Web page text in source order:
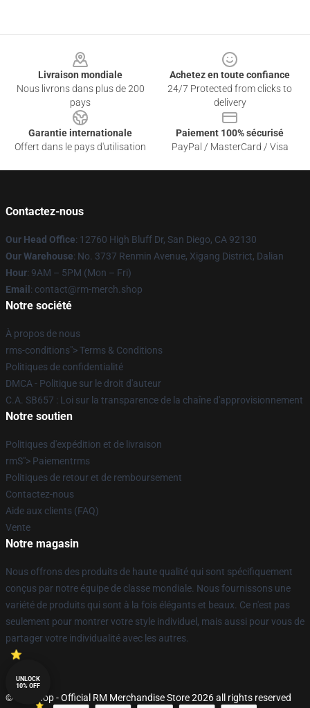
Livraison mondiale
Nous livrons dans plus de 200
pays
Achetez en toute confiance
24/7 Protected from clicks to
delivery
Garantie internationale
Offert dans le pays d'utilisation
Paiement 100% sécurisé
PayPal / MasterCard / Visa
Contactez-nous
Our Head Office: 12760 High Bluff Dr, San Diego, CA 92130
Our Warehouse: No. 3737 Renmin Avenue, Xigang District, Dalian
Hour: 9AM – 5PM (Mon – Fri)
Email : contact@rm-merch.shop
Notre société
À propos de nous
rms-conditions"> Terms & Conditions
Politiques de confidentialité
DMCA - Politique sur le droit d'auteur
C.A. SB657 : Loi sur la transparence de la chaîne d'approvisionnement
Notre soutien
Politiques d'expédition et de livraison
rmS"> Paiementrms
Politiques de retour et de remboursement
Contactez-nous
Aide aux clients (FAQ)
Vente
Notre magasin
Nous offrons des produits de haute qualité qui sont spécifiquement
conçus par notre équipe de classe mondiale. Nous fournissons une
variété de produits qui sont à la fois élégants et beaux. Ce n'est pas
seulement pour montrer votre style individuel, mais aussi pour vous de
partager votre individualité avec les autres.
© RM Shop - Official RM Merchandise Store 2026 all rights reserved
UNLOCK
10% OFF